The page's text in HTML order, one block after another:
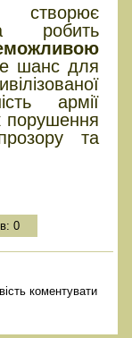
створює
робить
шанс для
армії
порушення
та
0
коментувати